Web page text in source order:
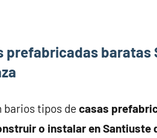
prefabricadas baratas
barios tipos de casas
o instalar en Santiuste